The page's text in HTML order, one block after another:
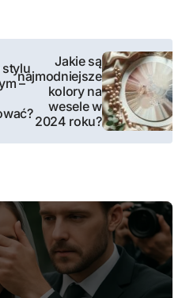
stylu
–
Jakie są
najmodniejsze
kolory na
wesele w
2024 roku?